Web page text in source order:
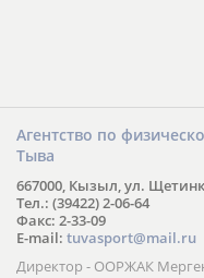
Агентство по
Тыва
667000, Кызыл, ул.
Тел.: (39422) 2-06-64
Факс: 2-33-09
E-mail: tuvasport@mail.ru
Директор - ООРЖАК